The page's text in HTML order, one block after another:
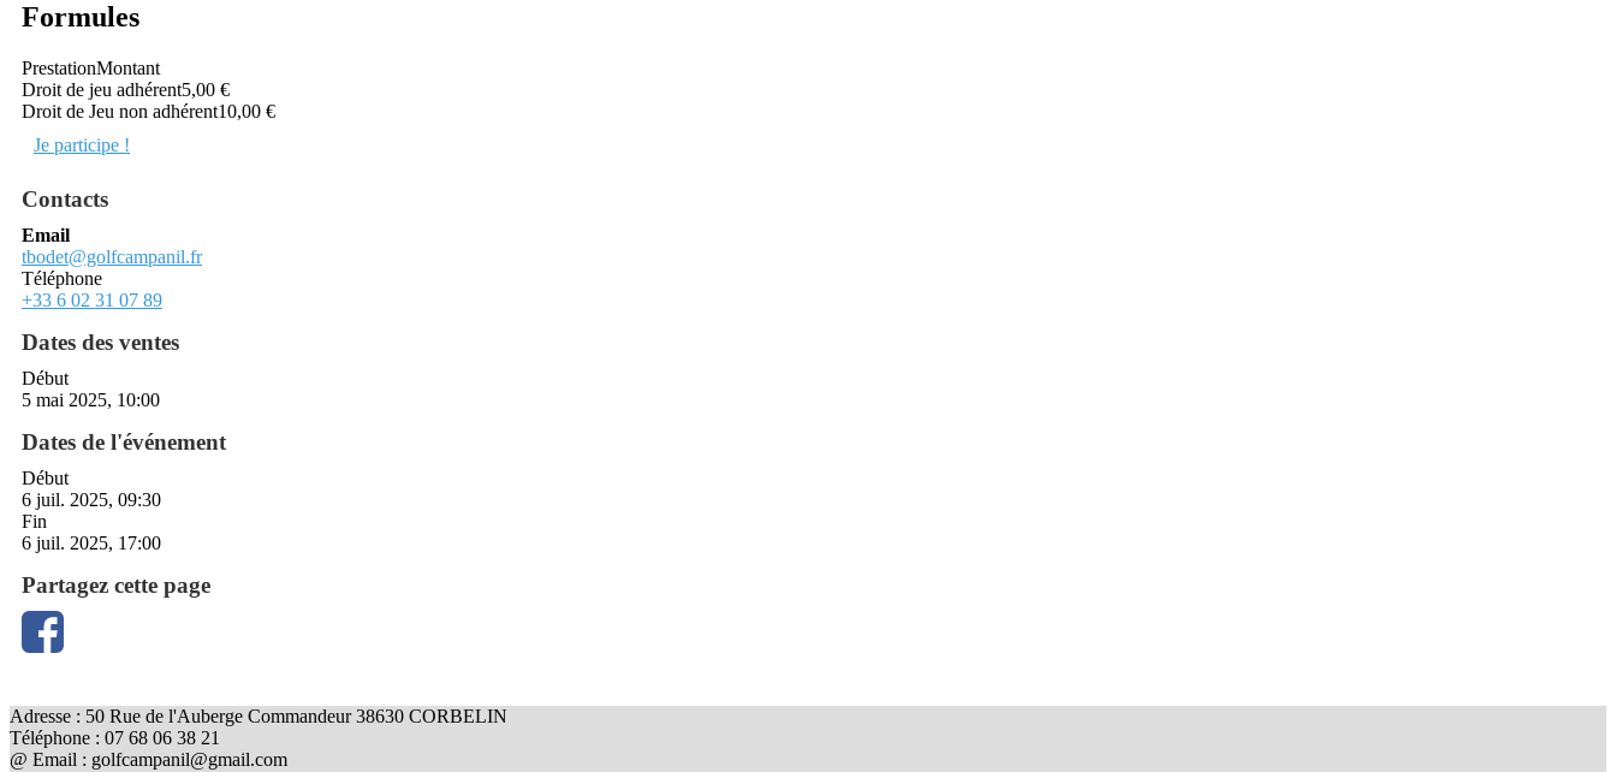
Formules
PrestationMontant
Droit de jeu adhérent5,00 €
Droit de Jeu non adhérent10,00 €
Je participe !
Contacts
Email
tbodet@golfcampanil.fr
Téléphone
+33 6 02 31 07 89
Dates des ventes
Début
5 mai 2025, 10:00
Dates de l'événement
Début
6 juil. 2025, 09:30
Fin
6 juil. 2025, 17:00
Partagez cette page
Adresse : 50 Rue de l'Auberge Commandeur 38630 CORBELIN
Téléphone : 07 68 06 38 21
@ Email : golfcampanil@gmail.com